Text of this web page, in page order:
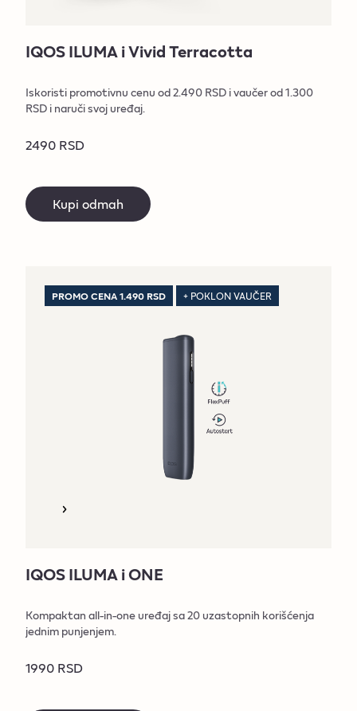
IQOS ILUMA i Vivid Terracotta
Iskoristi promotivnu cenu od 2.490 RSD i vaučer od 1.300
RSD i naruči svoj uređaj.
2490 RSD
Kupi odmah
PROMO CENA 1.490 RSD + POKLON VAUČER
IQOS ILUMA i ONE
Kompaktan all-in-one uređaj sa 20 uzastopnih korišćenja
jednim punjenjem.
1990 RSD